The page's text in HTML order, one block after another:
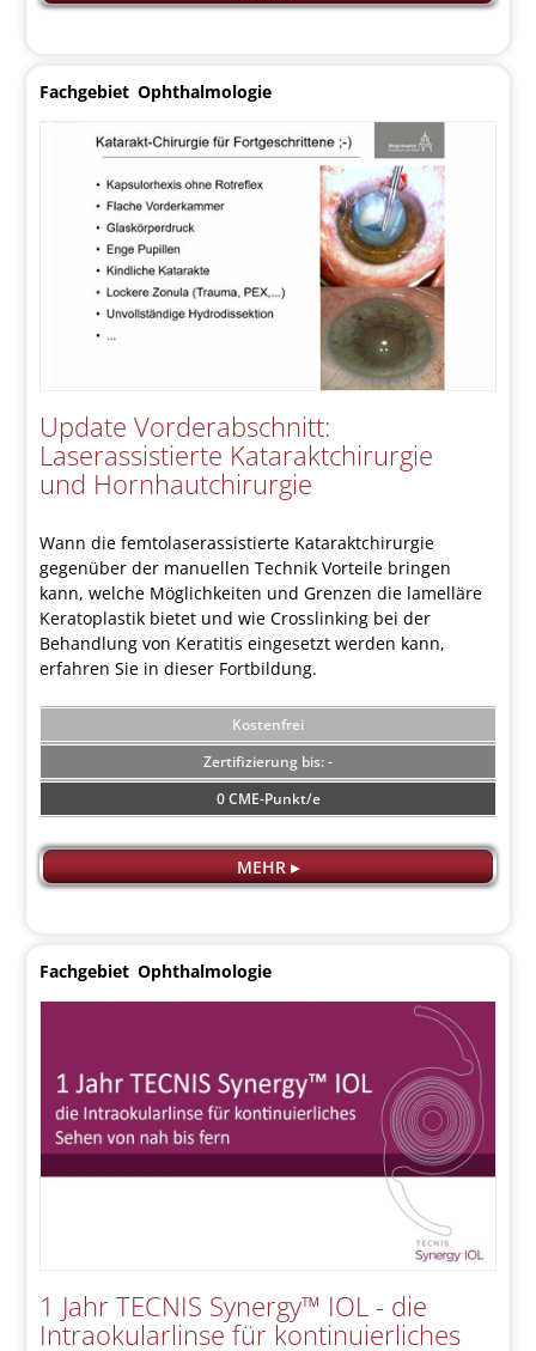
Fachgebiet Ophthalmologie
Update Vorderabschnitt:
Laserassistierte Kataraktchirurgie
und Hornhautchirurgie
Wann die femtolaserassistierte Kataraktchirurgie
gegenüber der manuellen Technik Vorteile bringen
kann, welche Möglichkeiten und Grenzen die lamelläre
Kera­toplastik bietet und wie Crosslinking bei der
Behandlung von Keratitis eingesetzt werden kann,
erfahren Sie in dieser Fortbildung.
Kostenfrei
-
0 CME-Punkt/e
MEHR ▸
Fachgebiet Ophthalmologie
1 Jahr TECNIS Synergy™ IOL - die
Intraokularlinse für kontinuierliches